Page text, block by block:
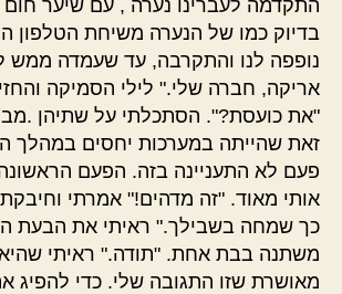
התקדמה לעברינו נערה , עם שיער
בדיוק כמו של הנערה משיחת הטלפון
נופפה לנו והתקרבה, עד שעמדה ממש
אריקה, חברה שלי." לילי הסמיקה
"את כועסת?". הסתכלתי על שתיהן
זאת שהייתה במערכות יחסים במהלך
פעם לא התעניינה בזה. הפעם
אותי מאוד. "זה מדהים!" אמרתי
כך שמחה בשבילך." ראיתי את הבעת
משתנה בבת אחת. "תודה." ראיתי
מאושרת שזו התגובה שלי. כדי להפיג